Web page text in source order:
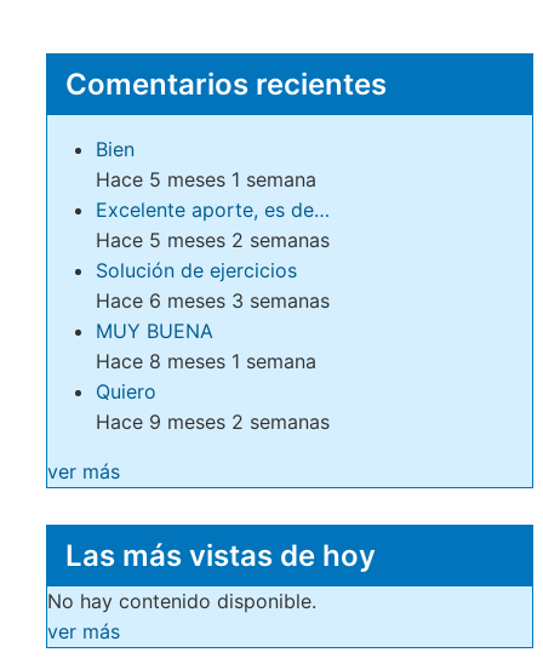
Comentarios recientes
Bien
Hace 5 meses 1 semana
Excelente aporte, es de…
Hace 5 meses 2 semanas
Solución de ejercicios
Hace 6 meses 3 semanas
MUY BUENA
Hace 8 meses 1 semana
Quiero
Hace 9 meses 2 semanas
ver más
Las más vistas de hoy
No hay contenido disponible.
ver más